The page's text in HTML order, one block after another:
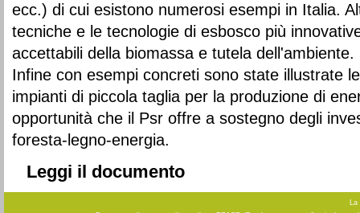
ecc.) di cui esistono numerosi esempi in Italia.
tecniche e le tecnologie di esbosco più
accettabili della biomassa e tutela dell'ambiente.
Infine con esempi concreti sono state illustrate
impianti di piccola taglia per la produzione di
opportunità che il Psr offre a sostegno degli
foresta-legno-energia.
Leggi il documento
La